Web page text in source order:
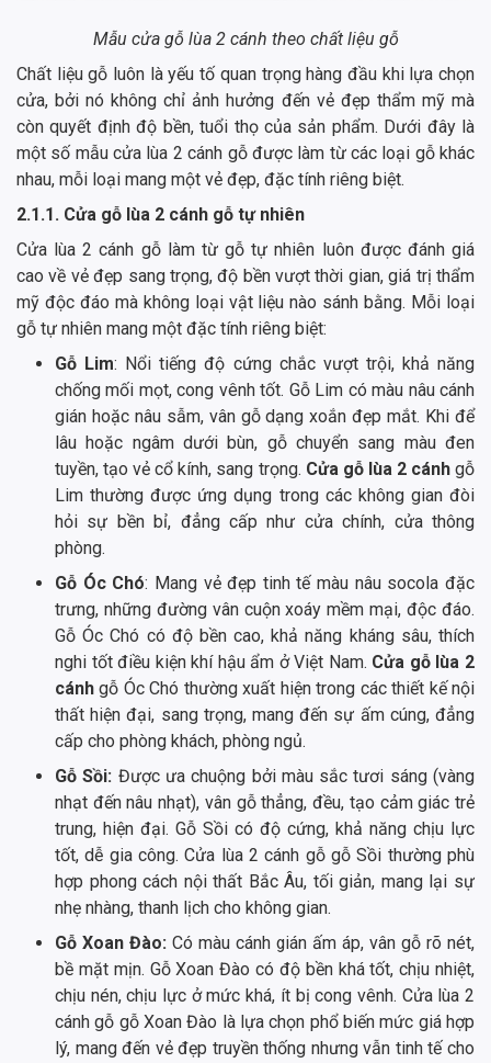
Mẫu cửa gỗ lùa 2 cánh theo chất liệu gỗ
Chất liệu gỗ luôn là yếu tố quan trọng hàng đầu khi lựa chọn
cửa, bởi nó không chỉ ảnh hưởng đến vẻ đẹp thẩm mỹ mà
còn quyết định độ bền, tuổi thọ của sản phẩm. Dưới đây là
một số mẫu cửa lùa 2 cánh gỗ được làm từ các loại gỗ khác
nhau, mỗi loại mang một vẻ đẹp, đặc tính riêng biệt.
2.1.1. Cửa gỗ lùa 2 cánh gỗ tự nhiên
Cửa lùa 2 cánh gỗ làm từ gỗ tự nhiên luôn được đánh giá
cao về vẻ đẹp sang trọng, độ bền vượt thời gian, giá trị thẩm
mỹ độc đáo mà không loại vật liệu nào sánh bằng. Mỗi loại
gỗ tự nhiên mang một đặc tính riêng biệt:
Gỗ Lim: Nổi tiếng độ cứng chắc vượt trội, khả năng
chống mối mọt, cong vênh tốt. Gỗ Lim có màu nâu cánh
gián hoặc nâu sẫm, vân gỗ dạng xoắn đẹp mắt. Khi để
lâu hoặc ngâm dưới bùn, gỗ chuyển sang màu đen
tuyền, tạo vẻ cổ kính, sang trọng. Cửa gỗ lùa 2 cánhgỗ
Lim thường được ứng dụng trong các không gian đòi
hỏi sự bền bỉ, đẳng cấp như cửa chính, cửa thông
phòng.
Gỗ Óc Chó: Mang vẻ đẹp tinh tế màu nâu socola đặc
trưng, những đường vân cuộn xoáy mềm mại, độc đáo.
Gỗ Óc Chó có độ bền cao, khả năng kháng sâu, thích
nghi tốt điều kiện khí hậu ẩm ở Việt Nam. Cửa gỗ lùa 2
cánhgỗ Óc Chó thường xuất hiện trong các thiết kế nội
thất hiện đại, sang trọng, mang đến sự ấm cúng, đẳng
cấp cho phòng khách, phòng ngủ.
Gỗ Sồi: Được ưa chuộng bởi màu sắc tươi sáng (vàng
nhạt đến nâu nhạt), vân gỗ thẳng, đều, tạo cảm giác trẻ
trung, hiện đại. Gỗ Sồi có độ cứng, khả năng chịu lực
tốt, dễ gia công. Cửa lùa 2 cánh gỗ gỗ Sồi thường phù
hợp phong cách nội thất Bắc Âu, tối giản, mang lại sự
nhẹ nhàng, thanh lịch cho không gian.
Gỗ Xoan Đào: Có màu cánh gián ấm áp, vân gỗ rõ nét,
bề mặt mịn. Gỗ Xoan Đào có độ bền khá tốt, chịu nhiệt,
chịu nén, chịu lực ở mức khá, ít bị cong vênh. Cửa lùa 2
cánh gỗ gỗ Xoan Đào là lựa chọn phổ biến mức giá hợp
lý, mang đến vẻ đẹp truyền thống nhưng vẫn tinh tế cho